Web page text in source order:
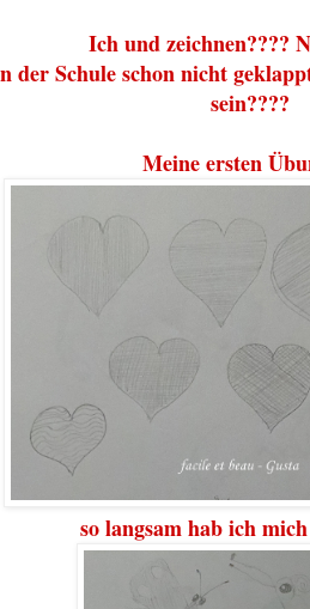
Ich und zeichnen????
der Schule schon nicht
sein????
Meine ersten
so langsam hab ich